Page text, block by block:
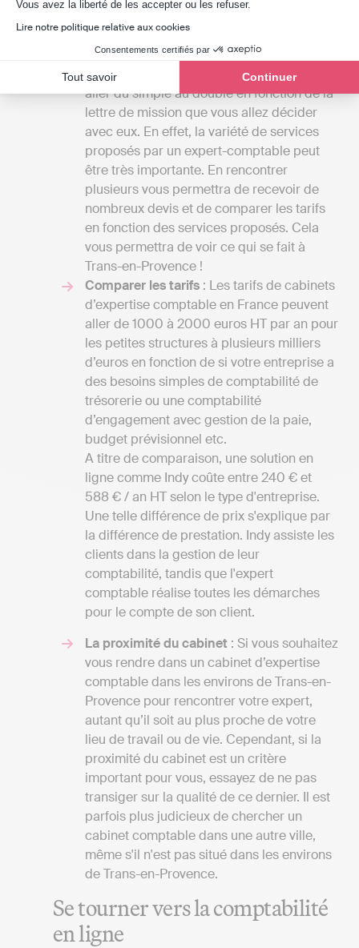
Vous avez la liberté de les accepter ou les refuser.
Lire notre politique relative aux cookies
Consentements certifiés par
Tout savoir Continuer
pour comparer des devis d’expert-comptable à
Trans-en-Provence :
Définir vos besoins: Le tarif de la mission
d’un cabinet d’expertise comptable peut
aller du simple au double en fonction de la
lettre de mission que vous allez décider
avec eux. En effet, la variété de services
proposés par un expert-comptable peut
être très importante. En rencontrer
plusieurs vous permettra de recevoir de
nombreux devis et de comparer les tarifs
en fonction des services proposés. Cela
vous permettra de voir ce qui se fait à
Trans-en-Provence !
Comparer les tarifs : Les tarifs de cabinets
d’expertise comptable en France peuvent
aller de 1000 à 2000 euros HT par an pour
les petites structures à plusieurs milliers
d’euros en fonction de si votre entreprise a
des besoins simples de comptabilité de
trésorerie ou une comptabilité
d’engagement avec gestion de la paie,
budget prévisionnel etc.
A titre de comparaison, une solution en
ligne comme Indy coûte entre 240 € et
588 € / an HT selon le type d'entreprise.
Une telle différence de prix s'explique par
la différence de prestation. Indy assiste les
clients dans la gestion de leur
comptabilité, tandis que l'expert
comptable réalise toutes les démarches
pour le compte de son client.
La proximité du cabinet : Si vous souhaitez
vous rendre dans un cabinet d’expertise
comptable dans les environs de Trans-en-
Provence pour rencontrer votre expert,
autant qu’il soit au plus proche de votre
lieu de travail ou de vie. Cependant, si la
proximité du cabinet est un critère
important pour vous, essayez de ne pas
transiger sur la qualité de ce dernier. Il est
parfois plus judicieux de chercher un
cabinet comptable dans une autre ville,
même s'il n'est pas situé dans les environs
de Trans-en-Provence.
Se tourner vers la comptabilité
en ligne